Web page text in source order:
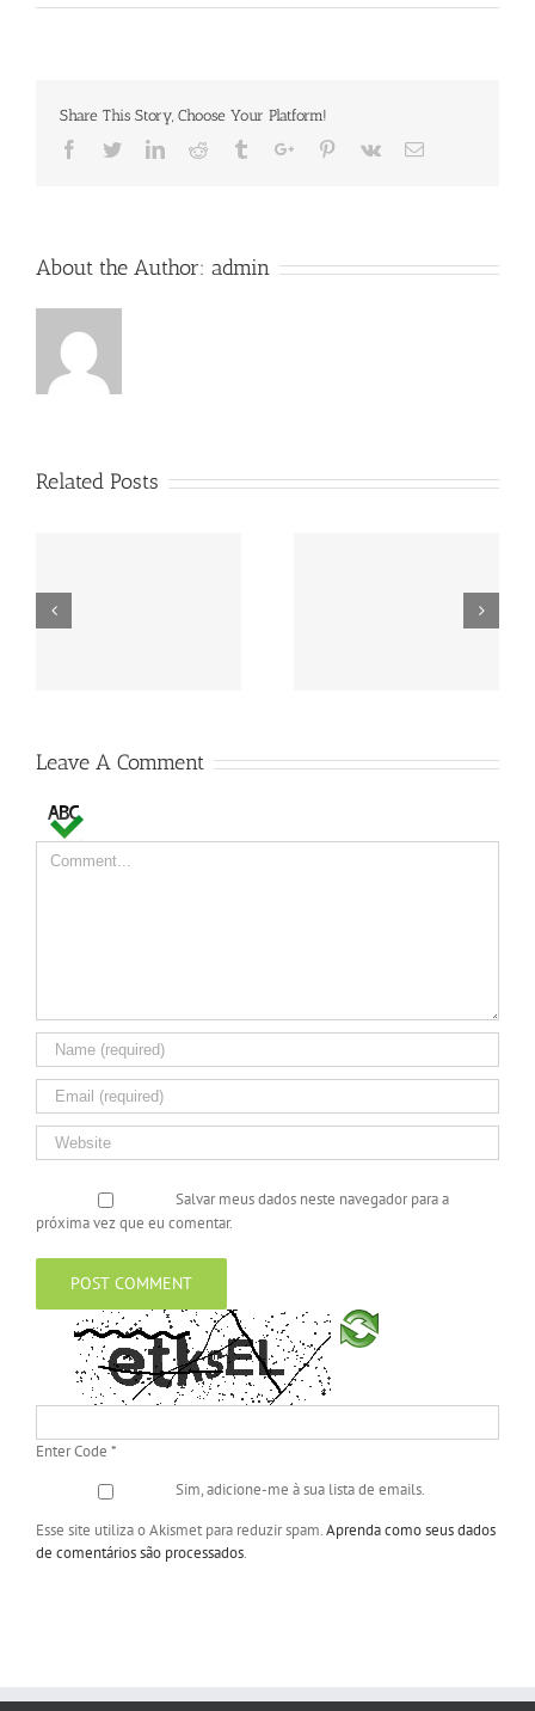
Share This Story, Choose Your Platform!
Facebook
TwitterLinkedinReddit TumblrGoogle+Pinterest
Vk Email
About the Author: admin
Related Posts
FAO: produção mundial
Leave A Comment
Comment
Salvar meus dados neste navegador para a
próxima vez que eu comentar.
Enter Code *
Sim, adicione-me à sua lista de emails.
Esse site utiliza o Akismet para reduzir spam.Aprenda como seus dados
de comentários são processados.